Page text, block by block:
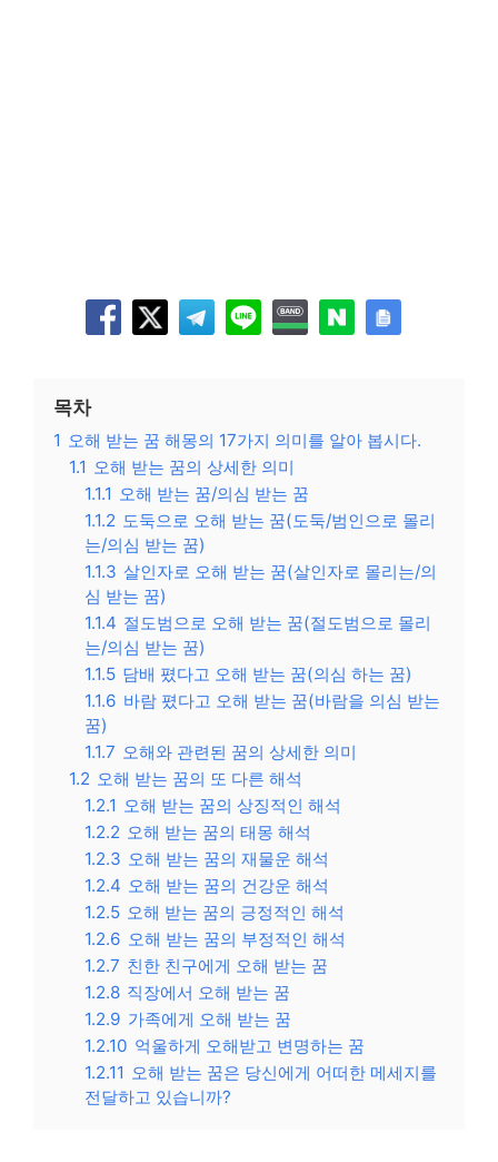
목차
1 오해 받는 꿈 해몽의 17가지 의미를 알아 봅시다.
1.1 오해 받는 꿈의 상세한 의미
1.1.1 오해 받는 꿈/의심 받는 꿈
1.1.2 도둑으로 오해 받는 꿈(도둑/범인으로 몰리
는/의심 받는 꿈)
1.1.3 살인자로 오해 받는 꿈(살인자로 몰리는/의
심 받는 꿈)
1.1.4 절도범으로 오해 받는 꿈(절도범으로 몰리
는/의심 받는 꿈)
1.1.5 담배 폈다고 오해 받는 꿈(의심 하는 꿈)
1.1.6 바람 폈다고 오해 받는 꿈(바람을 의심 받는
꿈)
1.1.7 오해와 관련된 꿈의 상세한 의미
1.2 오해 받는 꿈의 또 다른 해석
1.2.1 오해 받는 꿈의 상징적인 해석
1.2.2 오해 받는 꿈의 태몽 해석
1.2.3 오해 받는 꿈의 재물운 해석
1.2.4 오해 받는 꿈의 건강운 해석
1.2.5 오해 받는 꿈의 긍정적인 해석
1.2.6 오해 받는 꿈의 부정적인 해석
1.2.7 친한 친구에게 오해 받는 꿈
1.2.8 직장에서 오해 받는 꿈
1.2.9 가족에게 오해 받는 꿈
1.2.10 억울하게 오해받고 변명하는 꿈
1.2.11 오해 받는 꿈은 당신에게 어떠한 메세지를
전달하고 있습니까?